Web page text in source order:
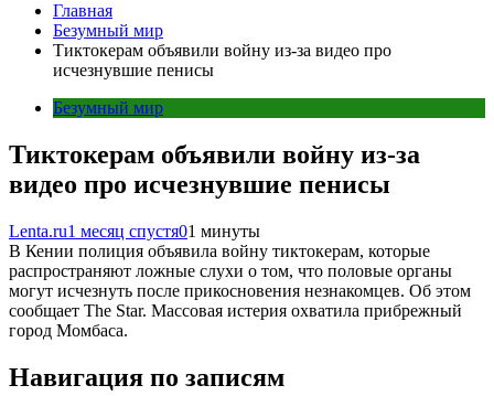
Главная
Безумный мир
Тиктокерам объявили войну из-за видео про
исчезнувшие пенисы
Безумный мир
Тиктокерам объявили войну из-за
видео про исчезнувшие пенисы
Lenta.ru1 месяц спустя01 минуты
В Кении полиция объявила войну тиктокерам, которые
распространяют ложные слухи о том, что половые органы
могут исчезнуть после прикосновения незнакомцев. Об этом
сообщает The Star. Массовая истерия охватила прибрежный
город Момбаса.
Навигация по записям